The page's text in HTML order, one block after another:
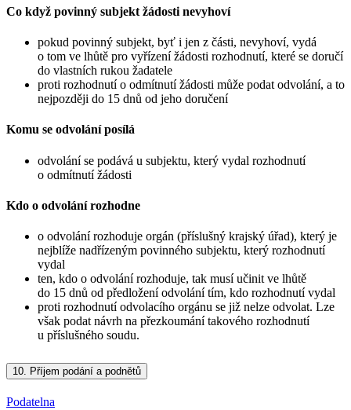
Co když povinný subjekt žádosti nevyhoví
pokud povinný subjekt, byť i jen z části, nevyhoví, vydá
o tom ve lhůtě pro vyřízení žádosti rozhodnutí, které se doručí
do vlastních rukou žadatele
proti rozhodnutí o odmítnutí žádosti může podat odvolání, a to
nejpozději do 15 dnů od jeho doručení
Komu se odvolání posílá
odvolání se podává u subjektu, který vydal rozhodnutí
o odmítnutí žádosti
Kdo o odvolání rozhodne
o odvolání rozhoduje orgán (příslušný krajský úřad), který je
nejblíže nadřízeným povinného subjektu, který rozhodnutí
vydal
ten, kdo o odvolání rozhoduje, tak musí učinit ve lhůtě
do 15 dnů od předložení odvolání tím, kdo rozhodnutí vydal
proti rozhodnutí odvolacího orgánu se již nelze odvolat. Lze
však podat návrh na přezkoumání takového rozhodnutí
u příslušného soudu.
10. Příjem podání a podnětů
Podatelna